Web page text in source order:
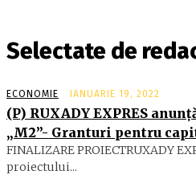
Selectate de
ECONOMIE IANUARIE 19, 2022
(P) RUXADY EXPRES
„M2”- Granturi pentru
FINALIZARE PROIECTRUXADY
proiectului...